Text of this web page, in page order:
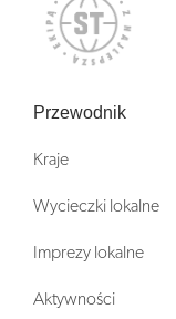
Przewodnik
Kraje
Wycieczki lokalne
Imprezy lokalne
Aktywności